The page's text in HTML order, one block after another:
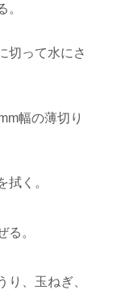
。
切って水にさ
幅の薄切り
拭く。
る。
り、玉ねぎ、